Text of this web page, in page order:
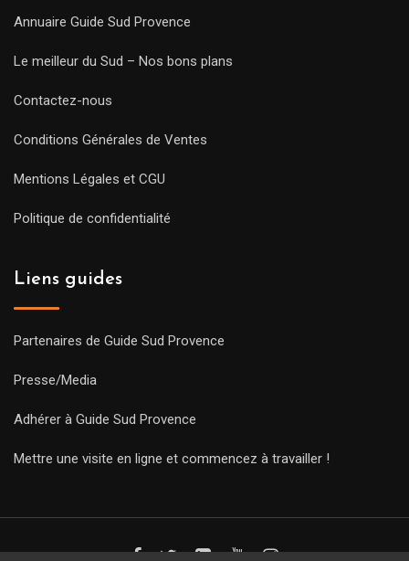
Annuaire Guide Sud Provence
Le meilleur du Sud – Nos bons plans
Contactez-nous
Conditions Générales de Ventes
Mentions Légales et CGU
Politique de confidentialité
Liens guides
Partenaires de Guide Sud Provence
Presse/Media
Adhérer à Guide Sud Provence
Mettre une visite en ligne et commencez à travailler !